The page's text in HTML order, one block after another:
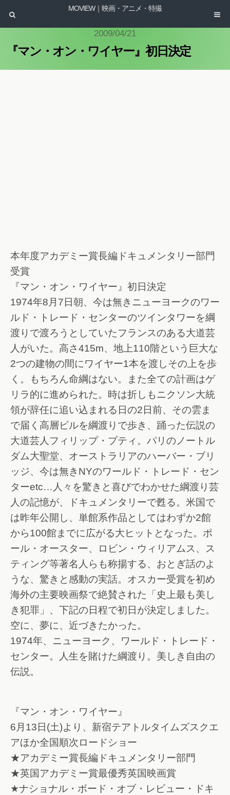
MOVIEW｜映画・アニメ・特撮
2009/04/21
『マン・オン・ワイヤー』初日決定
本年度アカデミー賞長編ドキュメンタリー部門
受賞
『マン・オン・ワイヤー』初日決定
1974年8月7日朝、今は無きニューヨークのワー
ルド・トレード・センターのツインタワーを綱
渡りで渡ろうとしていたフランスのある大道芸
人がいた。高さ415m、地上110階という巨大な
2つの建物の間にワイヤー1本を渡しその上を歩
く。もちろん命綱はない。また全ての計画はゲ
リラ的に進められた。時は折しもニクソン大統
領が辞任に追い込まれる日の2日前、その雲ま
で届く高層ビルを綱渡りで歩き、踊った伝説の
大道芸人フィリップ・プティ。パリのノートル
ダム大聖堂、オーストラリアのハーバー・ブリ
ッジ、今は無きNYのワールド・トレード・セン
ターetc…人々を驚きと喜びでわかせた綱渡り芸
人の記憶が、ドキュメンタリーで甦る。米国で
は昨年公開し、単館系作品としてはわずか2館
から100館までに広がる大ヒットとなった。ポ
ール・オースター、ロビン・ウィリアムス、ス
ティング等著名人らも称揚する、おとぎ話のよ
うな、驚きと感動の実話。オスカー受賞を初め
海外の主要映画祭で絶賛された「史上最も美し
き犯罪」、下記の日程で初日が決定しました。
空に、夢に、近づきたかった。
1974年、ニューヨーク、ワールド・トレード・
センター。人生を賭けた綱渡り。美しき自由の
伝説。
『マン・オン・ワイヤー』
6月13日(土)より、新宿テアトルタイムズスクエ
アほか全国順次ロードショー
★アカデミー賞長編ドキュメンタリー部門
★英国アカデミー賞最優秀英国映画賞
★ナショナル・ボード・オブ・レビュー・ドキ